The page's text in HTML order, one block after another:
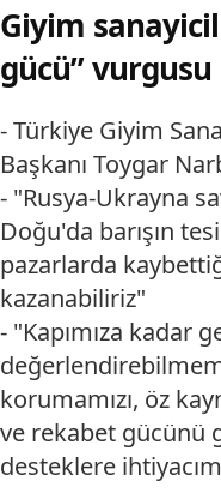
Giyim
gücü”
- Türkiye Giyim
Başkanı Toygar
- "Rusya-Ukrayna
Doğu'da barışın
pazarlarda
kazanabiliriz"
- "Kapımıza kadar
korumamızı, öz
ve rekabet gücünü
desteklere